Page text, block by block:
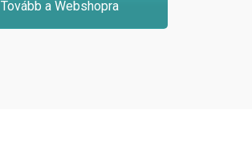
Tovább a Webshopra